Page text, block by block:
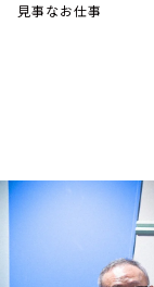
お知らせ
イベント
YouTube
会社情報
見事なお仕事